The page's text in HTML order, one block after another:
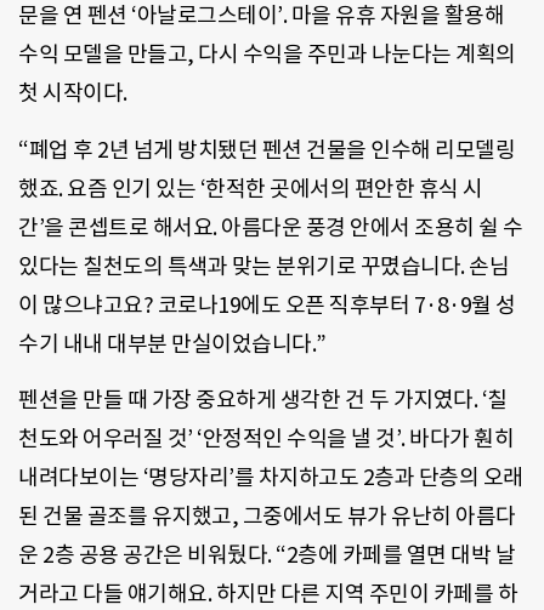
문을 연 펜션 ‘아날로그스테이’. 마을 유휴 자원을 활용해
수익 모델을 만들고, 다시 수익을 주민과 나눈다는 계획의
첫 시작이다.
“폐업 후 2년 넘게 방치됐던 펜션 건물을 인수해 리모델링
했죠. 요즘 인기 있는 ‘한적한 곳에서의 편안한 휴식 시
간’을 콘셉트로 해서요. 아름다운 풍경 안에서 조용히 쉴 수
있다는 칠천도의 특색과 맞는 분위기로 꾸몄습니다. 손님
이 많으냐고요? 코로나19에도 오픈 직후부터 7·8·9월 성
수기 내내 대부분 만실이었습니다.”
펜션을 만들 때 가장 중요하게 생각한 건 두 가지였다. ‘칠
천도와 어우러질 것’ ‘안정적인 수익을 낼 것’. 바다가 훤히
내려다보이는 ‘명당자리’를 차지하고도 2층과 단층의 오래
된 건물 골조를 유지했고, 그중에서도 뷰가 유난히 아름다
운 2층 공용 공간은 비워뒀다. “2층에 카페를 열면 대박 날
거라고 다들 얘기해요. 하지만 다른 지역 주민이 카페를 하